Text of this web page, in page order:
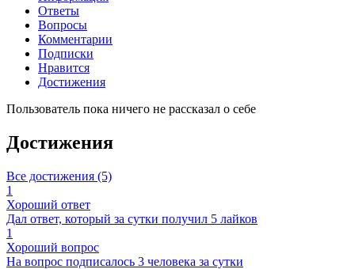
Ответы
Вопросы
Комментарии
Подписки
Нравится
Достижения
Пользователь пока ничего не рассказал о себе
Достижения
Все достижения (5)
1
Хороший ответ
Дал ответ, который за сутки получил 5 лайков
1
Хороший вопрос
На вопрос подписалось 3 человека за сутки